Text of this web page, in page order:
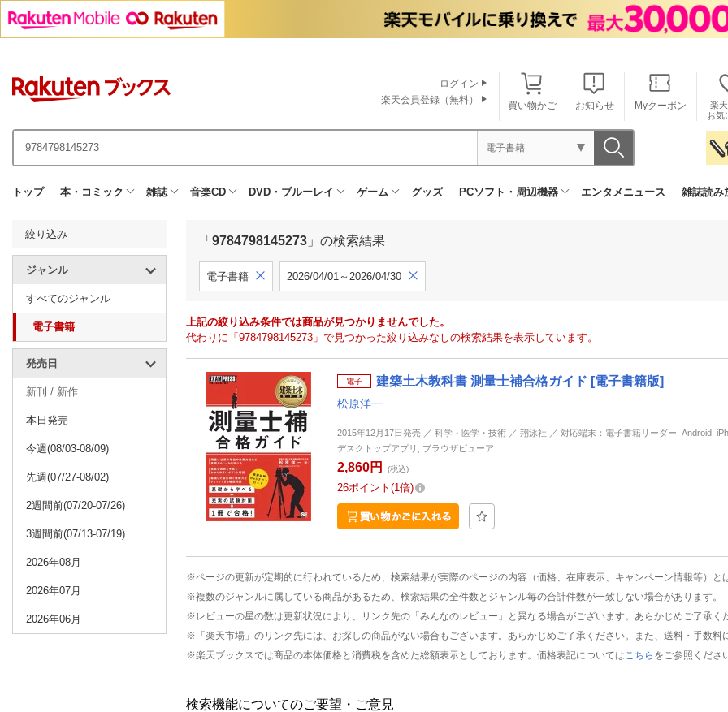
買い物かご お知らせ Myクーポン
楽
お気
ログイン
楽天会員登録（無料）
電子書籍
トップ 本・コミック 雑誌 音楽CD DVD・ブルーレイ ゲーム グッズ PCソフト・周辺機器 エンタメニュース 雑誌読み
絞り込み
ジャンル
すべてのジャンル
電子書籍
発売日
新刊 / 新作
本日発売
今週(08/03-08/09)
先週(07/27-08/02)
2週間前(07/20-07/26)
3週間前(07/13-07/19)
2026年08月
2026年07月
2026年06月
「 9784798145273 」の検索結果
電子書籍 2026/04/01～2026/04/30
上記の絞り込み条件では商品が見つかりませんでした。
代わりに「9784798145273」で見つかった絞り込みなしの検索結果を表示しています。
電子 建築土木教科書 測量士補合格ガイド [電子書籍版]
松原洋一
2015年12月17日発売 ／ 科学・医学・技術 ／ 翔泳社 ／ 対応端末：電子書籍リーダー, Android,
デスクトップアプリ, ブラウザビューア
2,860円 (税込)
26ポイント 1倍
※ページの更新が定期的に行われているため、検索結果が実際のページの内容（価格、在庫表示、キャンペーン情報等）と
※複数のジャンルに属している商品があるため、検索結果の全件数とジャンル毎の合計件数が一致しない場合があります。
※レビューの星の数は更新状況により、リンク先の「みんなのレビュー」と異なる場合がございます。あらかじめご了承く
※「楽天市場」のリンク先には、お探しの商品がない場合もございます。あらかじめご了承ください。また、送料・手数料
※楽天ブックスでは商品の本体価格と消費税を含めた総額表示としております。価格表記については こちら をご参照くださ
検索機能についてのご要望・ご意見